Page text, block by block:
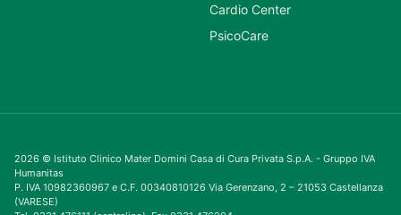
Cardio Center
PsicoCare
2026 © Istituto Clinico Mater Domini Casa di Cura Privata S.p.A. - Gruppo IVA
Humanitas
P. IVA 10982360967 e C.F. 00340810126 Via Gerenzano, 2 – 21053 Castellanza
(VARESE)